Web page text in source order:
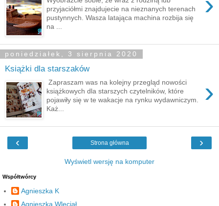
przyjaciółmi znajdujecie na nieznanych terenach
pustynnych. Wasza latająca machina rozbija się
na ...
poniedziałek, 3 sierpnia 2020
Książki dla starszaków
›
Zapraszam was na kolejny przegląd nowości
książkowych dla starszych czytelników, które
pojawiły się w te wakacje na rynku wydawniczym.
Każ...
‹ ›
Strona główna
Wyświetl wersję na komputer
Współtwórcy
Agnieszka K
Agnieszka Wleciał